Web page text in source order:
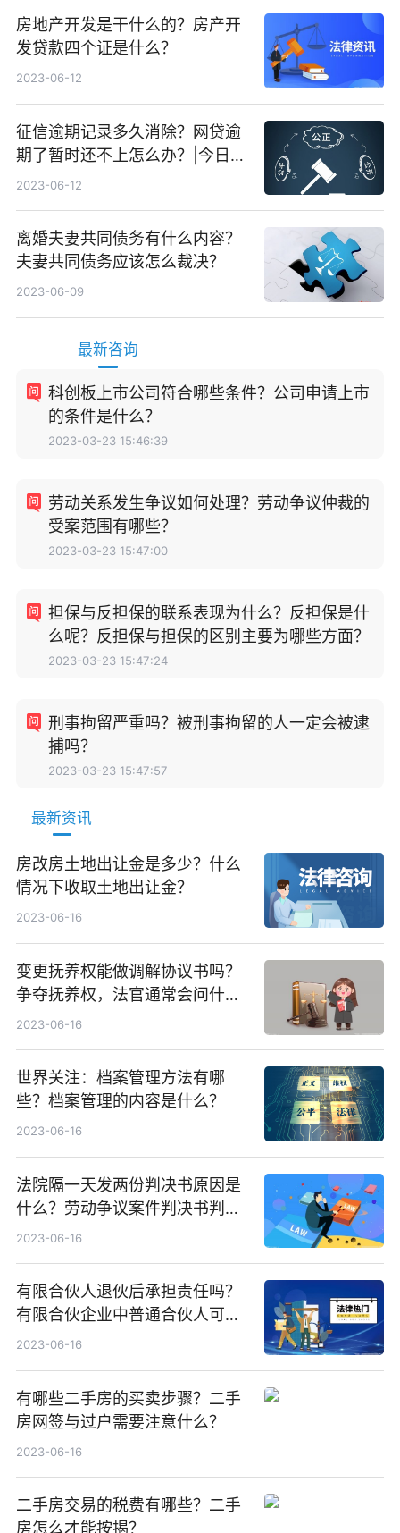
房地产开发是干什么的？房产开
发贷款四个证是什么？
2023-06-12
征信逾期记录多久消除？网贷逾
期了暂时还不上怎么办？|今日快
看
2023-06-12
离婚夫妻共同债务有什么内容？
夫妻共同债务应该怎么裁决？
2023-06-09
最新咨询
科创板上市公司符合哪些条件？公司申请上市
的条件是什么？
2023-03-23 15:46:39
劳动关系发生争议如何处理？劳动争议仲裁的
受案范围有哪些？
2023-03-23 15:47:00
担保与反担保的联系表现为什么？反担保是什
么呢？反担保与担保的区别主要为哪些方面？
2023-03-23 15:47:24
刑事拘留严重吗？被刑事拘留的人一定会被逮
捕吗？
2023-03-23 15:47:57
最新资讯
房改房土地出让金是多少？什么
情况下收取土地出让金？
2023-06-16
变更抚养权能做调解协议书吗？
争夺抚养权，法官通常会问什
么？ 速讯
2023-06-16
世界关注：档案管理方法有哪
些？档案管理的内容是什么？
2023-06-16
法院隔一天发两份判决书原因是
什么？劳动争议案件判决书判项
怎么写？
2023-06-16
有限合伙人退伙后承担责任吗？
有限合伙企业中普通合伙人可以
退伙吗？
2023-06-16
有哪些二手房的买卖步骤？二手
房网签与过户需要注意什么？
2023-06-16
二手房交易的税费有哪些？二手
房怎么才能按揭？